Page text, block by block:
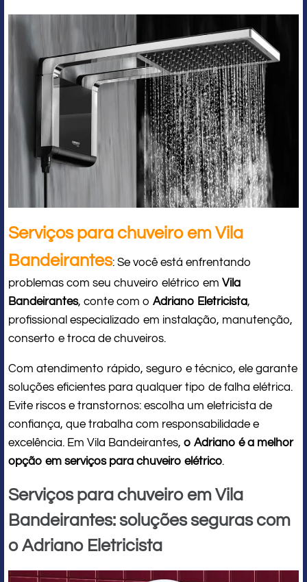
Serviços para chuveiro em Vila
Bandeirantes: Se você está enfrentando
problemas com seu chuveiro elétrico em Vila
Bandeirantes, conte com o Adriano Eletricista,
profissional especializado em instalação, manutenção,
conserto e troca de chuveiros.
Com atendimento rápido, seguro e técnico, ele garante
soluções eficientes para qualquer tipo de falha elétrica.
Evite riscos e transtornos: escolha um eletricista de
confiança, que trabalha com responsabilidade e
excelência. Em Vila Bandeirantes, o Adriano é a melhor
opção em serviços para chuveiro elétrico.
Serviços para chuveiro em Vila
Bandeirantes: soluções seguras com
o Adriano Eletricista